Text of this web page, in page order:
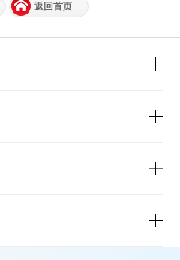
返回首页